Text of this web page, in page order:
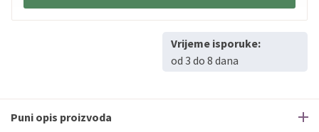
Vrijeme isporuke:
od 3 do 8 dana
Puni opis proizvoda